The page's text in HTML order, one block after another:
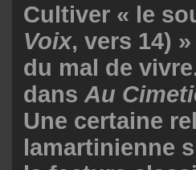
Cultiver « le
Voix, vers 14)
du mal de
dans Au
Une certaine
lamartinienne